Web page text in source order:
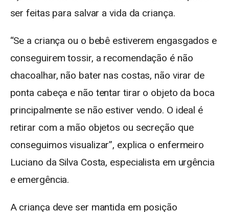
ser feitas para salvar a vida da criança.
“Se a criança ou o bebê estiverem engasgados e
conseguirem tossir, a recomendação é não
chacoalhar, não bater nas costas, não virar de
ponta cabeça e não tentar tirar o objeto da boca
principalmente se não estiver vendo. O ideal é
retirar com a mão objetos ou secreção que
conseguimos visualizar”, explica o enfermeiro
Luciano da Silva Costa, especialista em urgência
e emergência.
A criança deve ser mantida em posição